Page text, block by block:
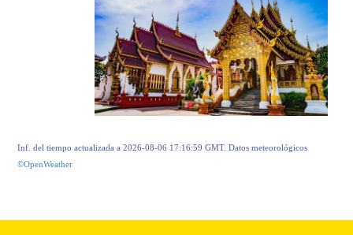
Inf. del tiempo actualizada a 2026-08-06 17:16:59 GMT. Datos meteorológicos
©OpenWeather